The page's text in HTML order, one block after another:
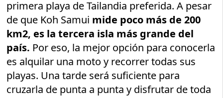
primera playa de Tailandia preferida. A pesar
de que Koh Samui mide poco más de 200
km2, es la tercera isla más grande del
país. Por eso, la mejor opción para conocerla
es alquilar una moto y recorrer todas sus
playas. Una tarde será suficiente para
cruzarla de punta a punta y disfrutar de toda